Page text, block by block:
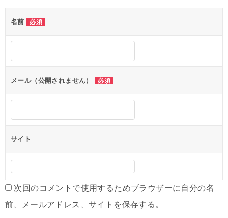
ゲ
ー
シ
名前 必須
メール（公開されません） 必須
サイト
次回のコメントで使用するためブラウザーに自分の名
前、メールアドレス、サイトを保存する。